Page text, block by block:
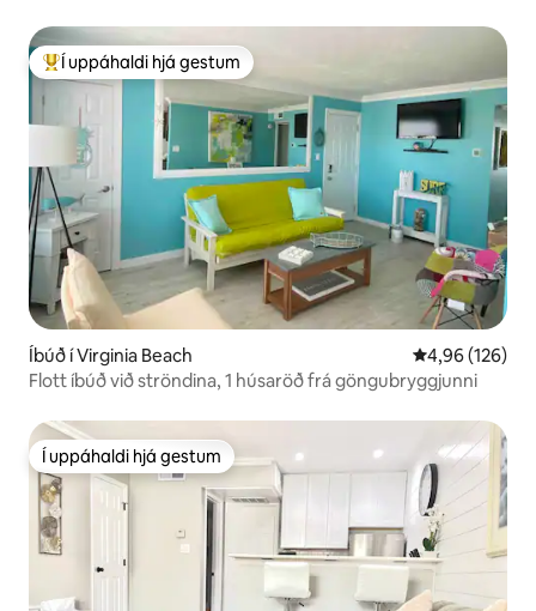
Í mestu uppáhaldi hjá gestum
Í uppáhaldi hjá gestum
Íbúð í Virginia Beach 4,96 af 5 í
4,96 (126)
Flott íbúð við ströndina, 1 húsaröð frá göngubryggjunni
Í uppáhaldi hjá gestum
Í uppáhaldi hjá gestum